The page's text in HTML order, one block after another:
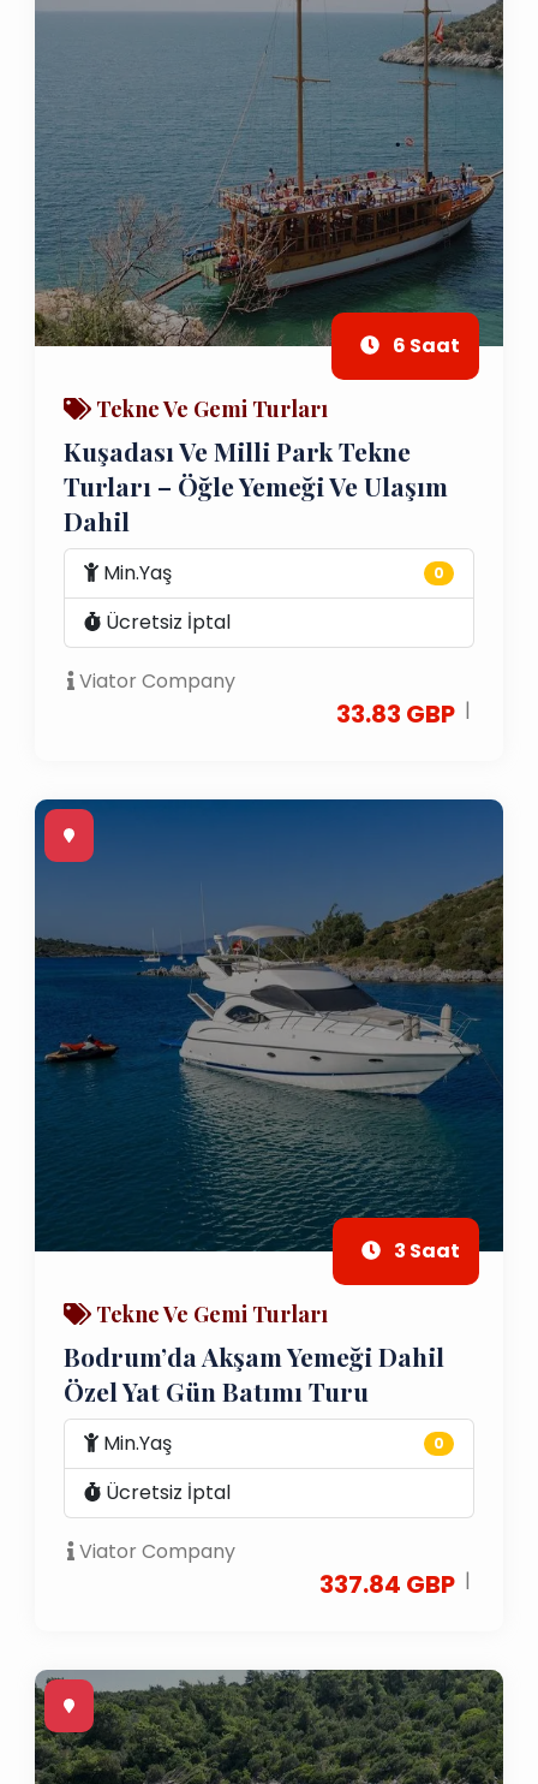
6 Saat
Tekne Ve Gemi Turları
Kuşadası Ve Milli Park Tekne
Turları – Öğle Yemeği Ve Ulaşım
Dahil
Min.Yaş 0
Ücretsiz İptal
Viator Company
33.83 GBP |
3 Saat
Tekne Ve Gemi Turları
Bodrum’da Akşam Yemeği Dahil
Özel Yat Gün Batımı Turu
Min.Yaş 0
Ücretsiz İptal
Viator Company
337.84 GBP |